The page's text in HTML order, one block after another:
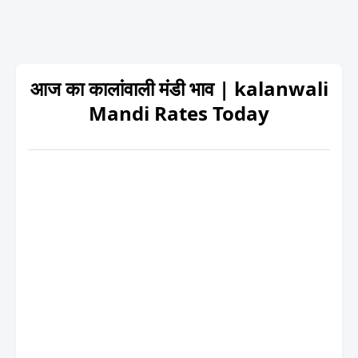
आज का कालांवाली मंडी भाव | kalanwali
Mandi Rates Today